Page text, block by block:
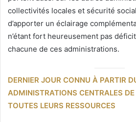
collectivités locales et sécurité
d’apporter un éclairage
n’étant fort heureusement pas
chacune de ces administrations.
DERNIER JOUR CONNU À PARTIR
ADMINISTRATIONS CENTRALES DE
TOUTES LEURS RESSOURCES